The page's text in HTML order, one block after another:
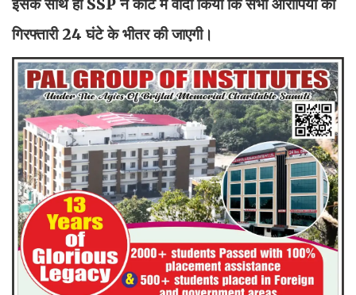
इसके साथ ही SSP ने कोर्ट में वादा किया कि सभी आरोपियों की
गिरफ्तारी 24 घंटे के भीतर की जाएगी।